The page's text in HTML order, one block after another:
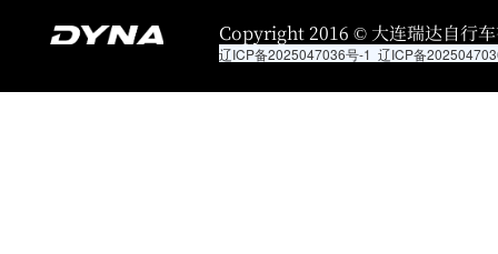
Copyright 2016 © 大连瑞达自行
辽ICP备2025047036号-1 辽ICP备